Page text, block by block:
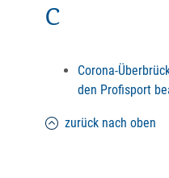
C
Corona-
den Profisport
zurück nach oben